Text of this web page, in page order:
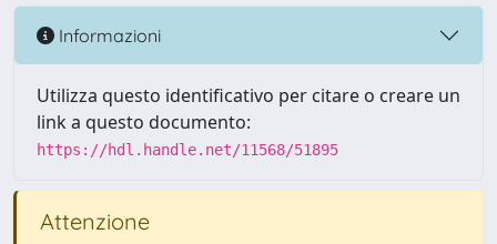
Informazioni
Utilizza questo identificativo per citare o creare un
link a questo documento:
https://hdl.handle.net/11568/51895
Attenzione